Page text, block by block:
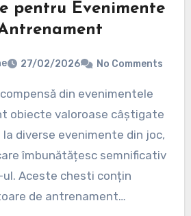
pentru Evenimente
27/02/2026 No Comments
obiecte valoroase câștigate
diverse evenimente din joc,
îmbunătățesc semnificativ
Aceste chesti conțin
de antrenament…